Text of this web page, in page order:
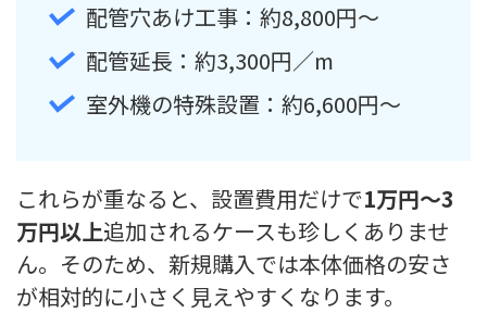
配管穴あけ工事：約8,800円〜
配管延長：約3,300円／m
室外機の特殊設置：約6,600円〜
これらが重なると、設置費用だけで1万円〜3
万円以上追加されるケースも珍しくありませ
ん。そのため、新規購入では本体価格の安さ
が相対的に小さく見えやすくなります。